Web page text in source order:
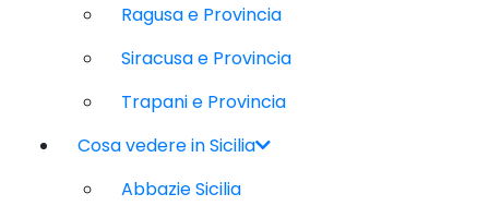
Ragusa e Provincia
Siracusa e Provincia
Trapani e Provincia
Cosa vedere in Sicilia
Abbazie Sicilia